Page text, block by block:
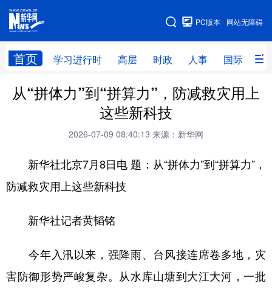
网站无障碍
PC版本
首页 学习进行时 高层 时政 人事 国际 财
网站地图
学习进行时 高层 时政 人事
财经 网评
全球连线
科技 科创 量子 体育
文化 书画
访谈 视频
食品 人居 信息化 数字经济
从“拼体力”到“拼算力”，防减救灾用上
这些新科技
2026-07-09 08:40:13 来源：新华网
新华社北京7月8日电 题：从“拼体力”到“拼算力”，
防减救灾用上这些新科技
新华社记者黄韬铭
今年入汛以来，强降雨、台风接连席卷多地，灾
害防御形势严峻复杂。从水库山塘到大江大河，一批